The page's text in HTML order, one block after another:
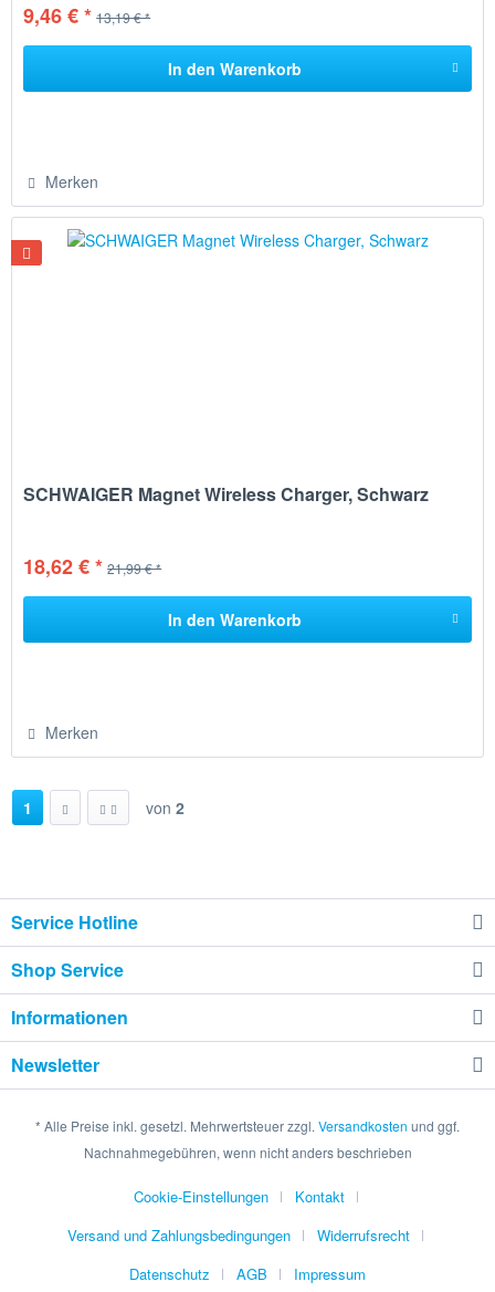
9,46 € * 13,19 € *
In den Warenkorb
Merken
SCHWAIGER Magnet Wireless Charger, Schwarz
18,62 € * 21,99 € *
In den Warenkorb
Merken
1 von 2
Service Hotline
Shop Service
Informationen
Newsletter
* Alle Preise inkl. gesetzl. Mehrwertsteuer zzgl. Versandkosten und ggf.
Nachnahmegebühren, wenn nicht anders beschrieben
Cookie-Einstellungen
Kontakt
Versand und Zahlungsbedingungen
Widerrufsrecht
Datenschutz
AGB Impressum